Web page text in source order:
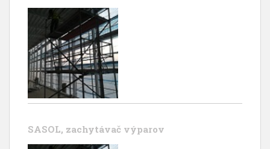
SASOL, zachytávač výparov